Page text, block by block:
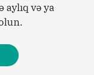
aylıq və ya